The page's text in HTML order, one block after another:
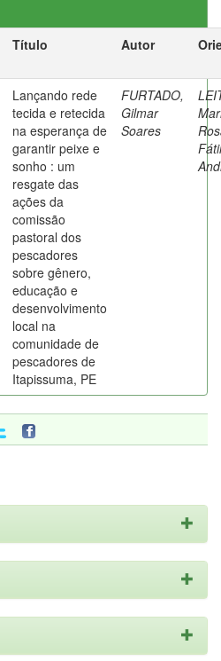
Título Autor
Lançando rede
tecida e retecida
na esperança de
garantir peixe e
sonho : um
resgate das
ações da
comissão
pastoral dos
pescadores
sobre gênero,
educação e
desenvolvimento
local na
comunidade de
pescadores de
Itapissuma, PE
FURTADO,
Gilmar
Soares